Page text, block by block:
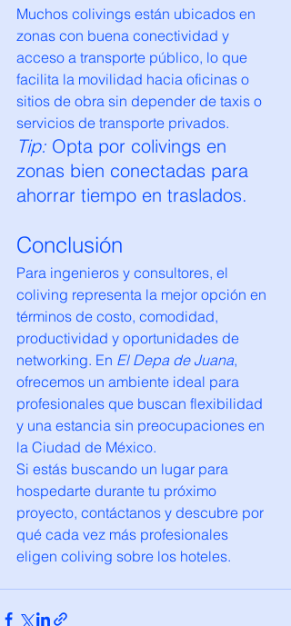
Muchos colivings están ubicados en
zonas con buena conectividad y
acceso a transporte público, lo que
facilita la movilidad hacia oficinas o
sitios de obra sin depender de taxis o
servicios de transporte privados.
Tip: Opta por colivings en
zonas bien conectadas para
ahorrar tiempo en traslados.
Conclusión
Para ingenieros y consultores, el
coliving representa la mejor opción en
términos de costo, comodidad,
productividad y oportunidades de
networking. En El Depa de Juana,
ofrecemos un ambiente ideal para
profesionales que buscan flexibilidad
y una estancia sin preocupaciones en
la Ciudad de México.
Si estás buscando un lugar para
hospedarte durante tu próximo
proyecto, contáctanos y descubre por
qué cada vez más profesionales
eligen coliving sobre los hoteles.